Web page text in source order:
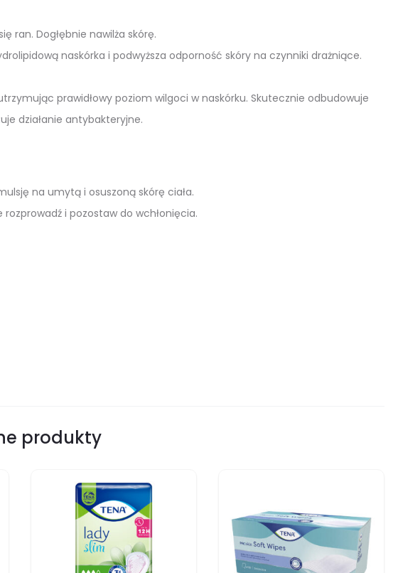
ran. Dogłębnie nawilża skórę.
naskórka i podwyższa odporność skóry na czynniki drażniące.
prawidłowy poziom wilgoci w naskórku. Skutecznie odbudowuje
działanie antybakteryjne.
na umytą i osuszoną skórę ciała.
rozprowadź i pozostaw do wchłonięcia.
produkty